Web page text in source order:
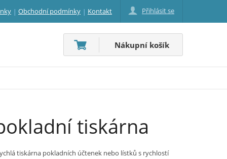
Obchodní podmínky Kontakt Přihlásit se
Nákupní košík
tiskárna
tiskárna pokladních účtenek nebo lístků s rychlostí